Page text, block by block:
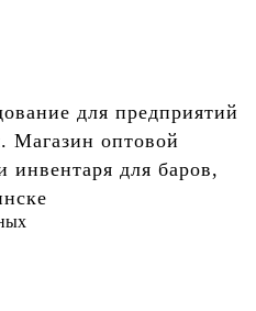
для предприятий
Магазин оптовой
инвентаря для баров,